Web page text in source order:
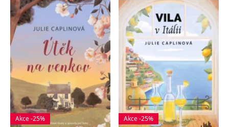
Akce -25%
Akce -25%